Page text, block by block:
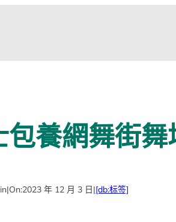
養網舞街舞
|On:2023 年 12 月 3 日|[db:标签]